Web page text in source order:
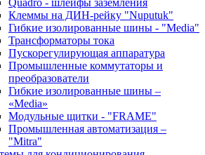
Клеммы на ДИН-рейку "Nuputuk"
Гибкие изолированные шины - "Media"
Трансформаторы тока
Пускорегулирующая аппаратура
Промышленные коммутаторы и
преобразователи
Гибкие изолированные шины –
«Media»
Модульные щитки - "FRAME"
Промышленная автоматизация –
"Mitra"